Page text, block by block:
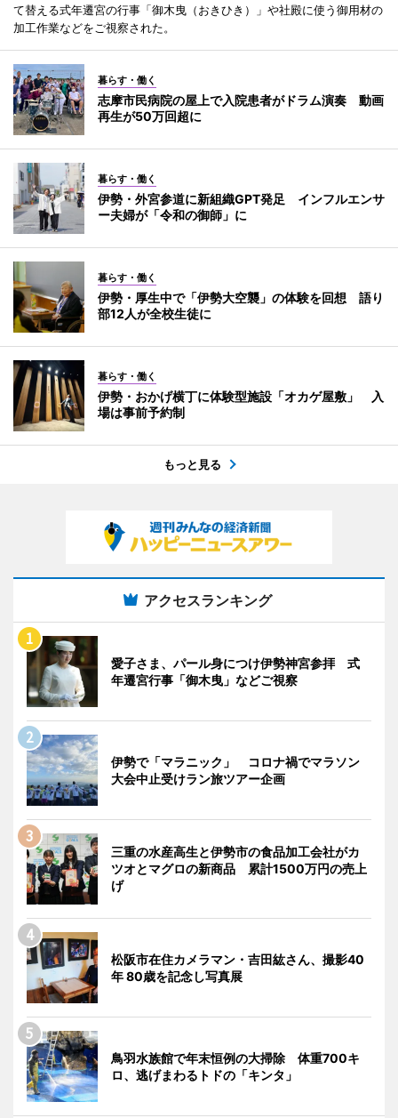
て替える式年遷宮の行事「御木曳（おきひき）」や社殿に使う御用材の
加工作業などをご視察された。
暮らす・働く
志摩市民病院の屋上で入院患者がドラム演奏 動画
再生が50万回超に
暮らす・働く
伊勢・外宮参道に新組織GPT発足 インフルエンサ
ー夫婦が「令和の御師」に
暮らす・働く
伊勢・厚生中で「伊勢大空襲」の体験を回想 語り
部12人が全校生徒に
暮らす・働く
伊勢・おかげ横丁に体験型施設「オカゲ屋敷」 入
場は事前予約制
もっと見る
アクセスランキング
愛子さま、パール身につけ伊勢神宮参拝 式
年遷宮行事「御木曳」などご視察
伊勢で「マラニック」 コロナ禍でマラソン
大会中止受けラン旅ツアー企画
三重の水産高生と伊勢市の食品加工会社がカ
ツオとマグロの新商品 累計1500万円の売上
げ
松阪市在住カメラマン・吉田紘さん、撮影40
年 80歳を記念し写真展
鳥羽水族館で年末恒例の大掃除 体重700キ
ロ、逃げまわるトドの「キンタ」